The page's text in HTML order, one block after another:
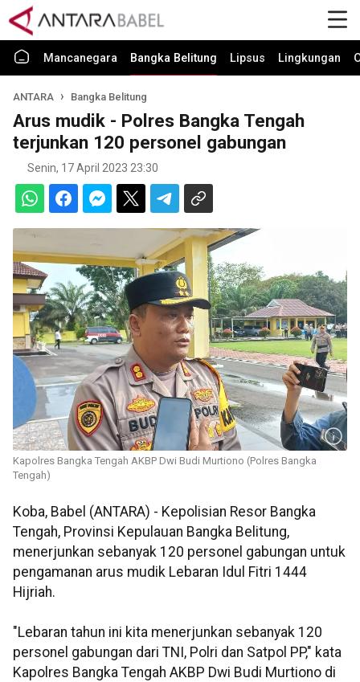
Mancanegara Bangka Belitung Lipsus Lingkungan
ANTARA Bangka Belitung
Arus mudik - Polres Bangka Tengah
terjunkan 120 personel gabungan
Senin, 17 April 2023 23:30
Kapolres Bangka Tengah AKBP Dwi Budi Murtiono (Polres Bangka
Tengah)
Koba, Babel (ANTARA) - Kepolisian Resor Bangka
Tengah, Provinsi Kepulauan Bangka Belitung,
menerjunkan sebanyak 120 personel gabungan untuk
pengamanan arus mudik Lebaran Idul Fitri 1444
Hijriah.
"Lebaran tahun ini kita menerjunkan sebanyak 120
personel gabungan dari TNI, Polri dan Satpol PP," kata
Kapolres Bangka Tengah AKBP Dwi Budi Murtiono di